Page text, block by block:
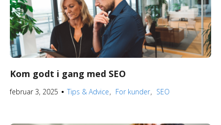
Kom godt i gang med SEO
februar 3, 2025 ● Tips & Advice For kunder SEO